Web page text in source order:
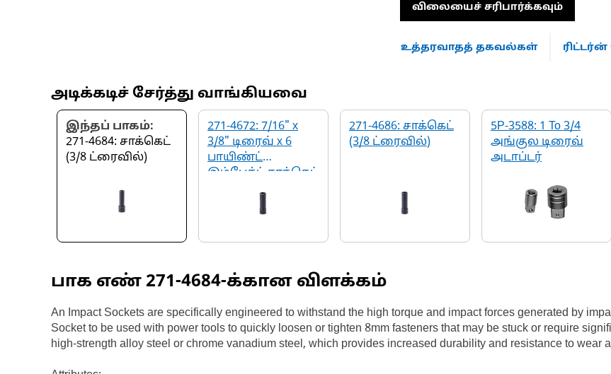
விலையைச் சரிபார்க்கவும்
உத்தரவாதத் தகவல்கள்
அடிக்கடிச் சேர்த்து வாங்கியவை
இந்தப் பாகம்:
271-4684: சாக்கெட்
(3/8 ட்ரைவில்)
271-4672: 7/16" x
3/8" டிரைவ் x 6
பாயிண்ட்
இம்பேக்ட் சாக்கெட்
271-4686: சாக்கெட்
(3/8 ட்ரைவில்)
5P-3588: 1 To 3/4
அங்குல டிரைவ்
அடாப்டர்
பாக எண் 271-4684-க்கான விளக்கம்
An Impact Sockets are specifically engineered to withstand the high torque and impact forces generated by
Socket to be used with power tools to quickly loosen or tighten 8mm fasteners that may be stuck or require
high-strength alloy steel or chrome vanadium steel, which provides increased durability and resistance to wear